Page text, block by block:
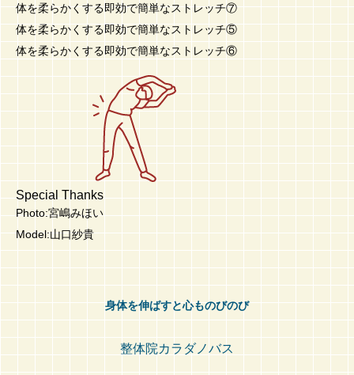
体を柔らかくする即効で簡単なストレッチ⑦
体を柔らかくする即効で簡単なストレッチ⑤
体を柔らかくする即効で簡単なストレッチ⑥
Special Thanks
Photo:宮嶋みほい
Model:山口紗貴
身体を伸ばすと心ものびのび
整体院カラダノバス